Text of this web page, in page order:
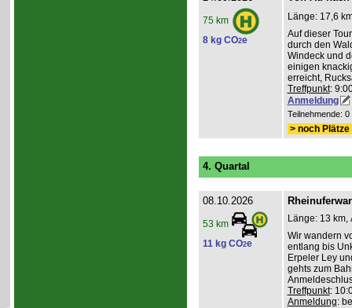
75 km
8 kg CO2e
Länge: 17,6
Auf dieser
durch den
Windeck und
einigen
erreicht,
Treffpunkt:
Anmeldung
Teilnehmende:
> noch
4. Quartal
08.10.2026
53 km
11 kg CO2e
Länge: 13 km,
Wir wandern
entlang bis
Erpeler Ley
gehts zum
Treffpunkt:
Anmeldung: